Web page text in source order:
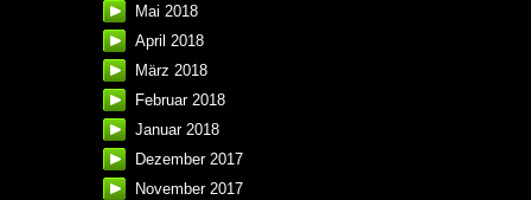
Mai 2018
April 2018
März 2018
Februar 2018
Januar 2018
Dezember 2017
November 2017